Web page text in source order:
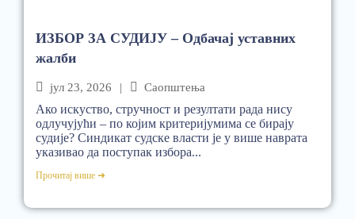
ИЗБОР ЗА СУДИЈУ – Одбачај уставних
жалби
јул 23, 2026 | Саопштења
Ако искуство, стручност и резултати рада нису
одлучујући – по којим критеријумима се бирају
судије? Синдикат судске власти је у више наврата
указивао да поступак избора...
Прочитај више ➜